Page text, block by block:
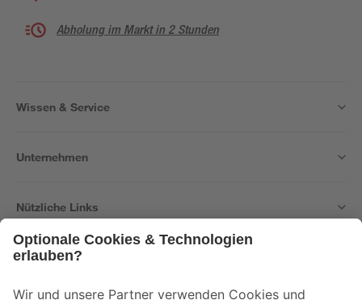
Abholung im Markt in 2 Stunden
Wissen & Service
Unternehmen
Nützliche Links
Der toom Newsletter: Keine Angebote und Aktionen mehr verpassen!